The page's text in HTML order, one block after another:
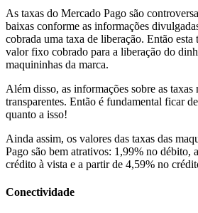
As taxas do Mercado Pago são
baixas conforme as informações
cobrada uma taxa de liberação. Então esta
valor fixo cobrado para a liberação do
maquininhas da marca.
Além disso, as informações sobre as taxas
transparentes. Então é fundamental ficar
quanto a isso!
Ainda assim, os valores das taxas das
Pago são bem atrativos: 1,99% no débito,
crédito à vista e a partir de 4,59% no
Conectividade